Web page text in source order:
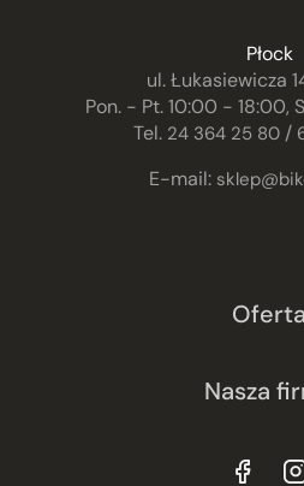
Płock
ul. Łukasiewicza
Pon. - Pt. 10:00 - 18:00,
Tel. 24 364 25 80 /
E-mail:
Oferta
Nasza